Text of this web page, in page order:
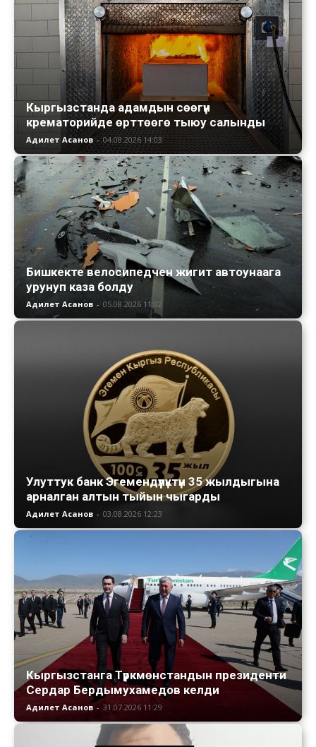
Кыргызстанда адамдын сөөгүн
крематорийде өрттөөгө тыюу салынды
Адилет Асанов - 04.08.2026 14:03
Бишкекте велосипедчен жигит автоунаага
урунуп каза болду
Адилет Асанов - 05.08.2026 11:02
Улуттук банк Эгемендүүлүктүн 35 жылдыгына
арналган алтын тыйын чыгарды
Адилет Асанов - 03.08.2026 12:23
Кыргызстанга Түркмөнстандын президенти
Сердар Бердымухамедов келди
Адилет Асанов - 31.07.2026 11:29